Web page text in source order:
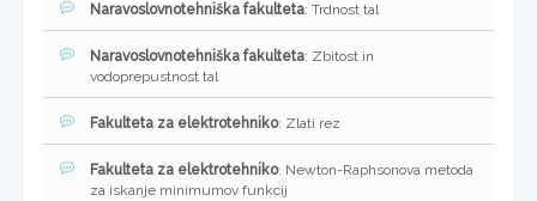
Naravoslovnotehniška fakulteta: Trdnost tal
Naravoslovnotehniška fakulteta: Zbitost in
vodoprepustnost tal
Fakulteta za elektrotehniko: Zlati rez
Fakulteta za elektrotehniko: Newton-Raphsonova metoda
za iskanje minimumov funkcij